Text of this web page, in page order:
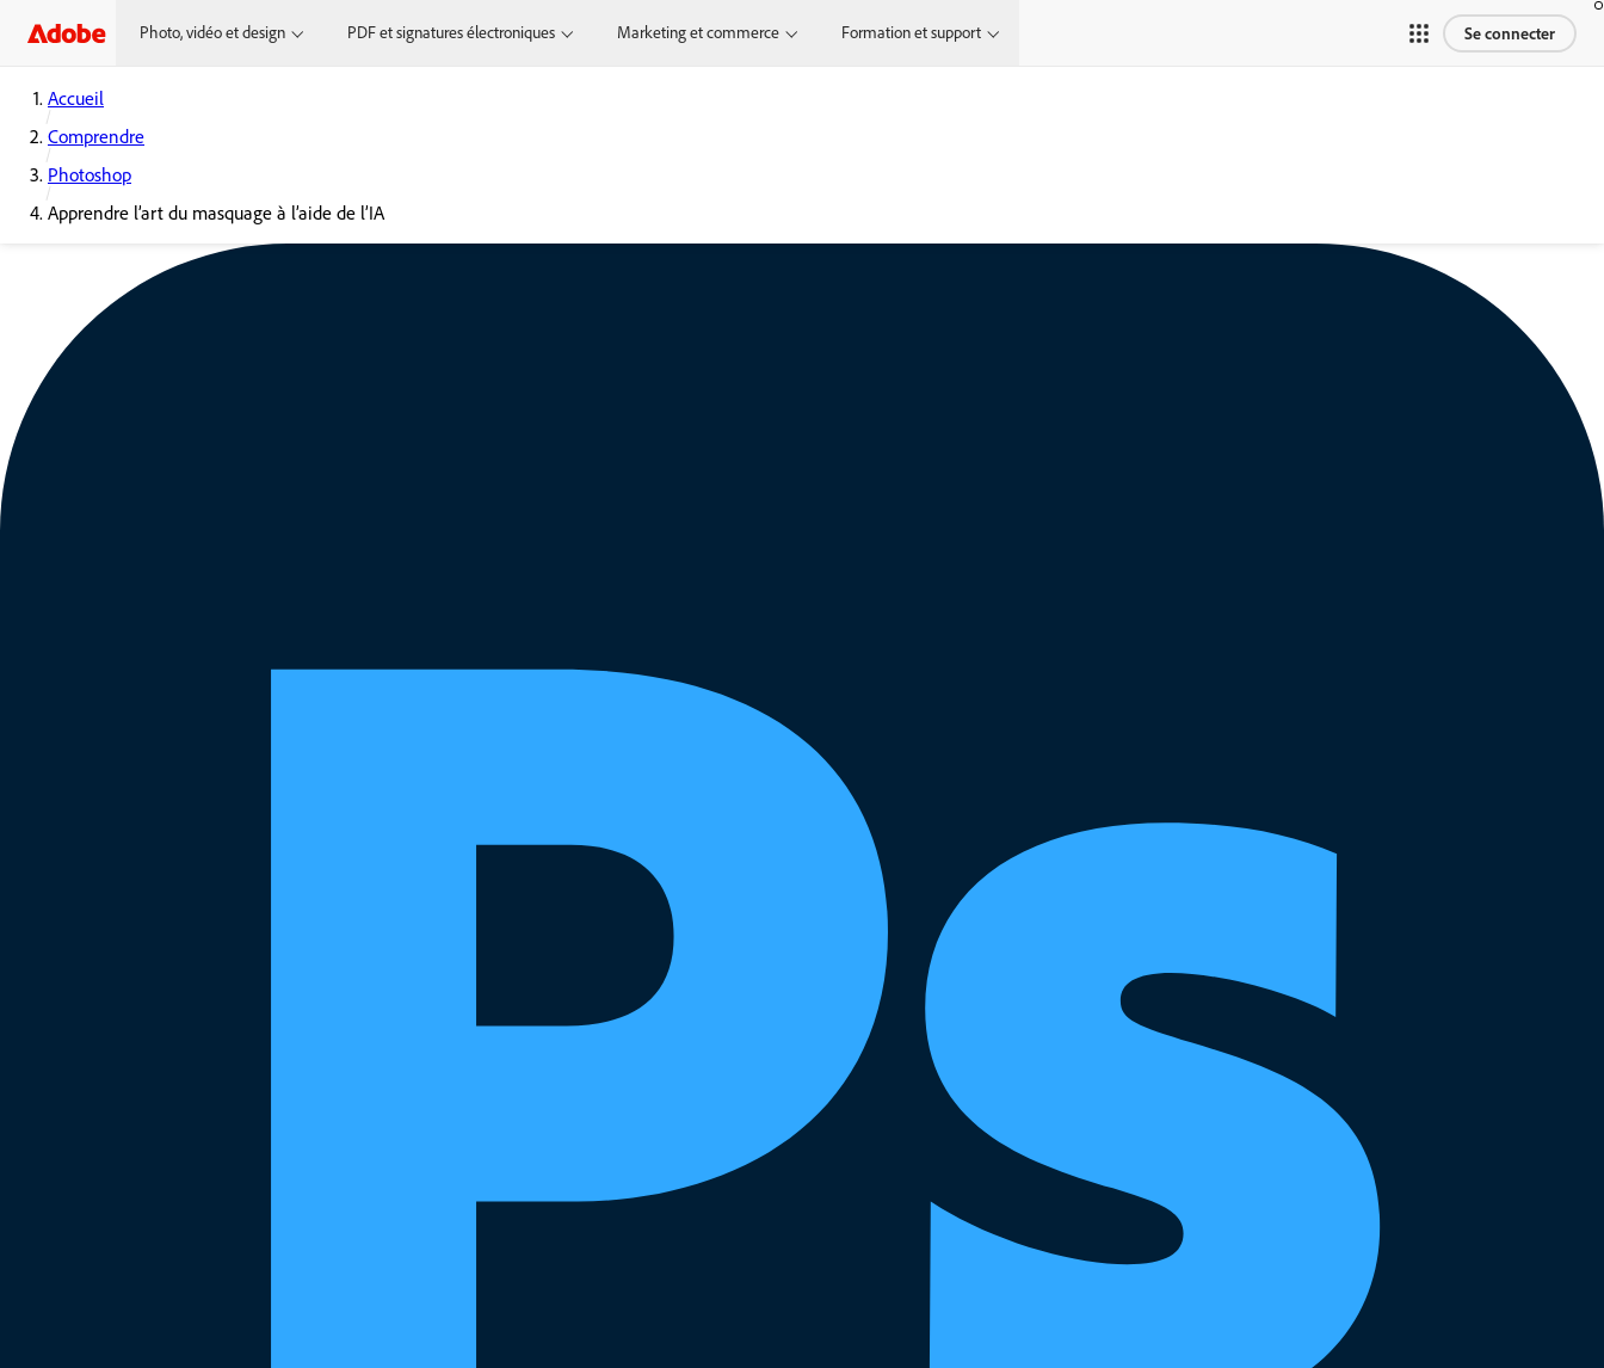
Photo, vidéo et design PDF et signatures électroniques Marketing et commerce Formation et support Se connecter
Accueil
Comprendre
Photoshop
Apprendre l’art du masquage à l’aide de l’IA